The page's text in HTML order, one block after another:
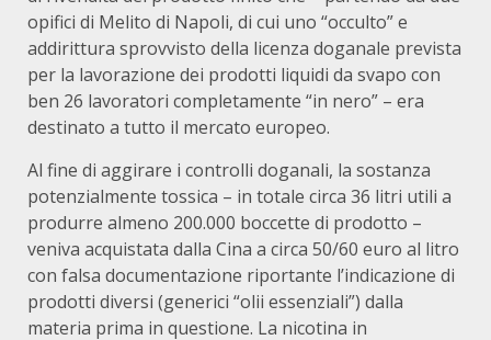
opifici di Melito di Napoli, di cui uno “occulto” e
addirittura sprovvisto della licenza doganale prevista
per la lavorazione dei prodotti liquidi da svapo con
ben 26 lavoratori completamente “in nero” – era
destinato a tutto il mercato europeo.
Al fine di aggirare i controlli doganali, la sostanza
potenzialmente tossica – in totale circa 36 litri utili a
produrre almeno 200.000 boccette di prodotto –
veniva acquistata dalla Cina a circa 50/60 euro al litro
con falsa documentazione riportante l’indicazione di
prodotti diversi (generici “olii essenziali”) dalla
materia prima in questione. La nicotina in